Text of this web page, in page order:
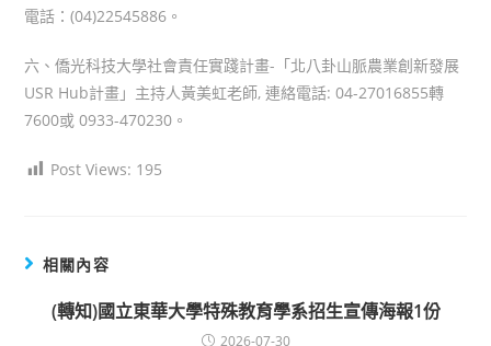
電話：(04)22545886。
六、僑光科技大學社會責任實踐計畫-「北八卦山脈農業創新發展
USR Hub計畫」主持人黃美虹老師, 連絡電話: 04-27016855轉
7600或 0933-470230。
Post Views: 195
相關內容
(轉知)國立東華大學特殊教育學系招生宣傳海報1份
2026-07-30